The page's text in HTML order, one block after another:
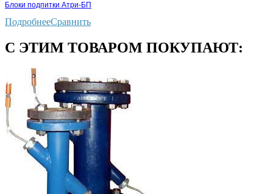
Блоки подпитки Атри-БП
ПодробнееСравнить
С ЭТИМ ТОВАРОМ ПОКУПАЮТ: